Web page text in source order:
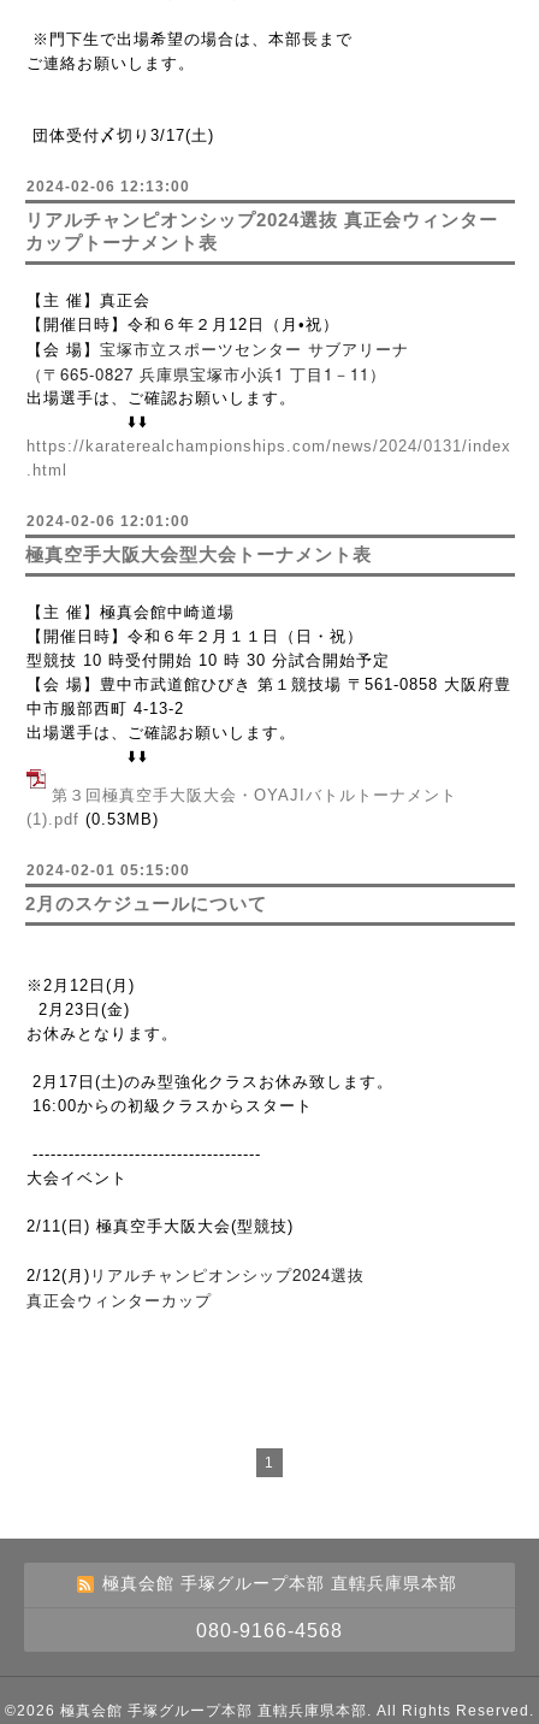
※門下生で出場希望の場合は、本部長まで
ご連絡お願いします。
団体受付〆切り3/17(土)
2024-02-06 12:13:00
リアルチャンピオンシップ2024選抜 真正会ウィンター
カップトーナメント表
【主 催】真正会
【開催日時】令和６年２月12日（月•祝）
【会 場】 宝塚市立スポーツセンター サブアリーナ
（〒665-0827 兵庫県宝塚市小浜1 丁目1－11）
出場選手は、ご確認お願いします。
⬇️⬇️
https://karaterealchampionships.com/news/2024/0131/index
.html
2024-02-06 12:01:00
極真空手大阪大会型大会トーナメント表
【主 催】極真会館中崎道場
【開催日時】令和６年２月１１日（日・祝）
型競技 10 時受付開始 10 時 30 分試合開始予定
【会 場】豊中市武道館ひびき 第１競技場 〒561-0858 大阪府豊
中市服部西町 4-13-2
出場選手は、ご確認お願いします。
⬇️⬇️
第３回極真空手大阪大会・OYAJIバトルトーナメント
(1).pdf (0.53MB)
2024-02-01 05:15:00
2月のスケジュールについて
※2月12日(月)
2月23日(金)
お休みとなります。
2月17日(土)のみ型強化クラスお休み致します。
16:00からの初級クラスからスタート
--------------------------------------
大会イベント
2/11(日) 極真空手大阪大会(型競技)
2/12(月) リアルチャンピオンシップ2024選抜
真正会ウィンターカップ
1
極真会館 手塚グループ本部 直轄兵庫県本部
080-9166-4568
©2026 極真会館 手塚グループ本部 直轄兵庫県本部 . All Rights Reserved.